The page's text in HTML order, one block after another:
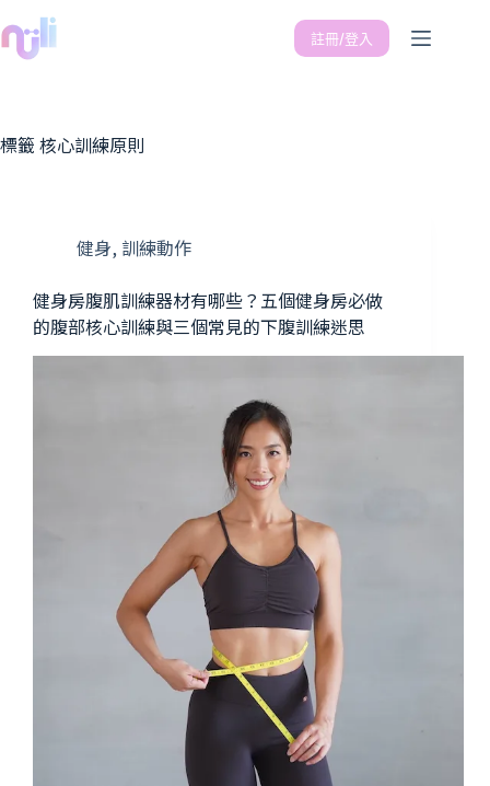
註冊/登入
標籤 核心訓練原則
健身, 訓練動作
健身房腹肌訓練器材有哪些？五個健身房必做
的腹部核心訓練與三個常見的下腹訓練迷思